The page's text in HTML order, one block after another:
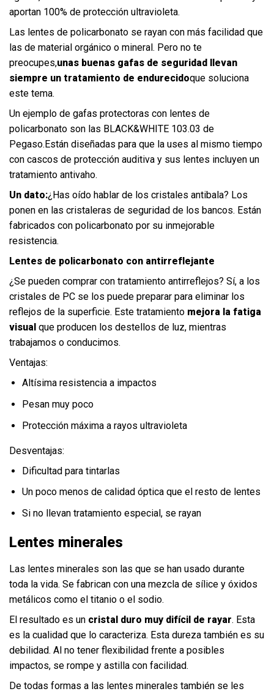
aportan 100% de protección ultravioleta.
Las lentes de policarbonato se rayan con más facilidad que
las de material orgánico o mineral. Pero no te
preocupes,unas buenas gafas de seguridad llevan
siempre un tratamiento de endurecidoque soluciona
este tema.
Un ejemplo de gafas protectoras con lentes de
policarbonato son las BLACK&WHITE 103.03 de
Pegaso.Están diseñadas para que la uses al mismo tiempo
con cascos de protección auditiva y sus lentes incluyen un
tratamiento antivaho.
Un dato:¿Has oído hablar de los cristales antibala? Los
ponen en las cristaleras de seguridad de los bancos. Están
fabricados con policarbonato por su inmejorable
resistencia.
Lentes de policarbonato con antirreflejante
¿Se pueden comprar con tratamiento antirreflejos? Sí, a los
cristales de PC se los puede preparar para eliminar los
reflejos de la superficie. Este tratamiento mejora la fatiga
visual que producen los destellos de luz, mientras
trabajamos o conducimos.
Ventajas:
Altísima resistencia a impactos
Pesan muy poco
Protección máxima a rayos ultravioleta
Desventajas:
Dificultad para tintarlas
Un poco menos de calidad óptica que el resto de lentes
Si no llevan tratamiento especial, se rayan
Lentes minerales
Las lentes minerales son las que se han usado durante
toda la vida. Se fabrican con una mezcla de sílice y óxidos
metálicos como el titanio o el sodio.
El resultado es un cristal duro muy difícil de rayar. Esta
es la cualidad que lo caracteriza. Esta dureza también es su
debilidad. Al no tener flexibilidad frente a posibles
impactos, se rompe y astilla con facilidad.
De todas formas a las lentes minerales también se les